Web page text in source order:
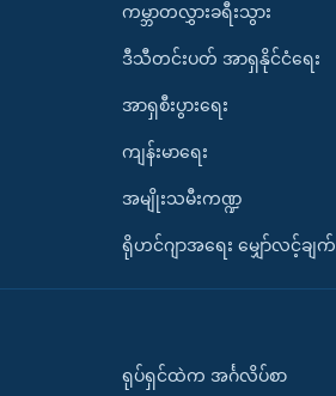
ကမ္ဘာတလွှားခရီးသွား
ဒီသီတင်းပတ် အာရှနိုင်ငံရေး
အာရှစီးပွားရေး
ကျန်းမာရေး
အမျိုးသမီးကဏ္ဍ
ရိုဟင်ဂျာအရေး မျှော်လင့်ချက်
ရုပ်ရှင်ထဲက အင်္ဂလိပ်စာ